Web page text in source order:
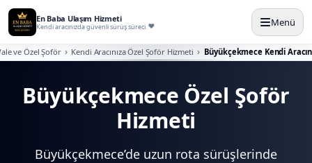
En Baba Ulaşım Hizmeti
Kendi aracınızda güvenli sürüş süreci. Menü
ve Özel Şoför Kendi Aracınıza Özel Şoför Hizmeti Büyükçekmece Kendi
Büyükçekmece Özel Şoför
Hizmeti
Büyükçekmece’de uzun rota sürüşlerinde